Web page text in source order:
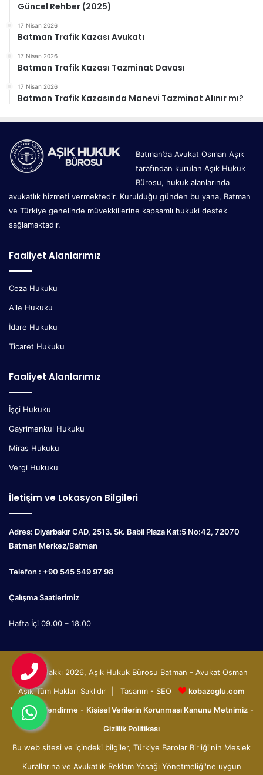
Güncel Rehber (2025)
17 Nisan 2026
Batman Trafik Kazası Avukatı
17 Nisan 2026
Batman Trafik Kazası Tazminat Davası
17 Nisan 2026
Batman Trafik Kazasında Manevi Tazminat Alınır mı?
Batman’da Avukat Osman Aşık
tarafından kurulan Aşık Hukuk
Bürosu, hukuk alanlarında
avukatlık hizmeti vermektedir. Kurulduğu günden bu yana, Batman
ve Türkiye genelinde müvekkillerine kapsamlı hukuki destek
sağlamaktadır.
Faaliyet Alanlarımız
Ceza Hukuku
Aile Hukuku
İdare Hukuku
Ticaret Hukuku
Faaliyet Alanlarımız
İşçi Hukuku
Gayrimenkul Hukuku
Miras Hukuku
Vergi Hukuku
İletişim ve Lokasyon Bilgileri
Adres: Diyarbakır CAD, 2513. Sk. Babil Plaza Kat:5 No:42, 72070
Batman Merkez/Batman
Telefon : +90 545 549 97 98
Çalışma Saatlerimiz
Hafta İçi 09.00 – 18.00
© Telif Hakkı 2026, Aşık Hukuk Bürosu Batman - Avukat Osman
Aşık Tüm Hakları Saklıdır | Tasarım - SEO
kobazoglu.com
Yasal Bilgilendirme- Kişisel Verilerin Korunması Kanunu Metnimiz-
Gizlilik Politikası
Bu web sitesi ve içindeki bilgiler, Türkiye Barolar Birliği'nin Meslek
Kurallarına ve Avukatlık Reklam Yasağı Yönetmeliği'ne uygun